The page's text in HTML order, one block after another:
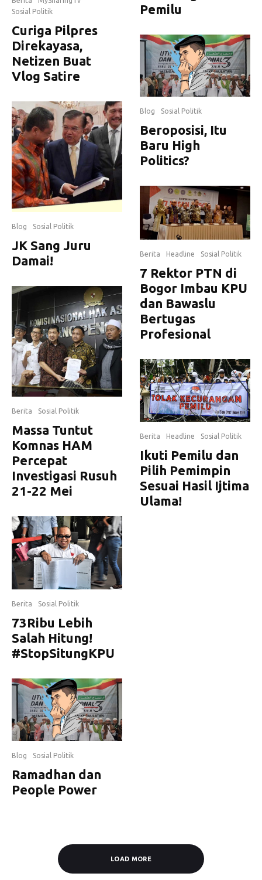
Sosial Politik
Curiga Pilpres
Direkayasa,
Netizen Buat
Vlog Satire
Blog Sosial Politik
JK Sang Juru
Damai!
Berita Sosial Politik
Massa Tuntut
Komnas HAM
Percepat
Investigasi Rusuh
21-22 Mei
Berita Sosial Politik
73Ribu Lebih
Salah Hitung!
#StopSitungKPU
Blog Sosial Politik
Ramadhan dan
People Power
Pemilu
Blog Sosial Politik
Beroposisi, Itu
Baru High
Politics?
Berita Headline Sosial Politik
7 Rektor PTN di
Bogor Imbau KPU
dan Bawaslu
Bertugas
Profesional
Berita Headline Sosial Politik
Ikuti Pemilu dan
Pilih Pemimpin
Sesuai Hasil Ijtima
Ulama!
LOAD MORE